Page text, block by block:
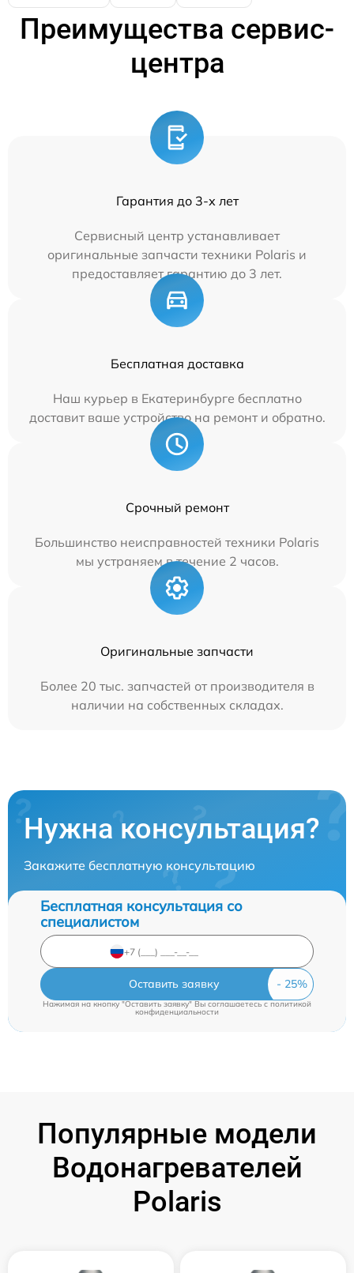
Преимущества сервис-
центра
Гарантия до 3-х лет
Сервисный центр устанавливает
оригинальные запчасти техники Polaris и
предоставляет гарантию до 3 лет.
Бесплатная доставка
Наш курьер в Екатеринбурге бесплатно
доставит ваше устройство на ремонт и обратно.
Срочный ремонт
Большинство неисправностей техники Polaris
мы устраняем в течение 2 часов.
Оригинальные запчасти
Более 20 тыс. запчастей от производителя в
наличии на собственных складах.
Нужна консультация?
Закажите бесплатную консультацию
Бесплатная консультация со
специалистом
Оставить заявку
Нажимая на кнопку "Оставить заявку" Вы соглашаетесь cполитикой
конфиденциальности
Популярные модели
Водонагревателей
Polaris